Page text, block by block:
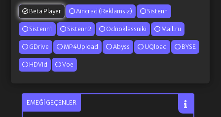
Beta Player Aincrad (Reklamsız) Sistenn
Sistenn1 Sistenn2 Odnoklassniki Mail.ru
GDrive MP4Upload Abyss UQload BYSE
HDVid Voe
EMEĞI GEÇENLER